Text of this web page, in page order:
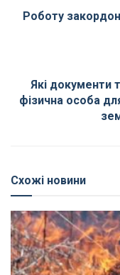
Роботу
Які документи
фізична особа
Схожі новини